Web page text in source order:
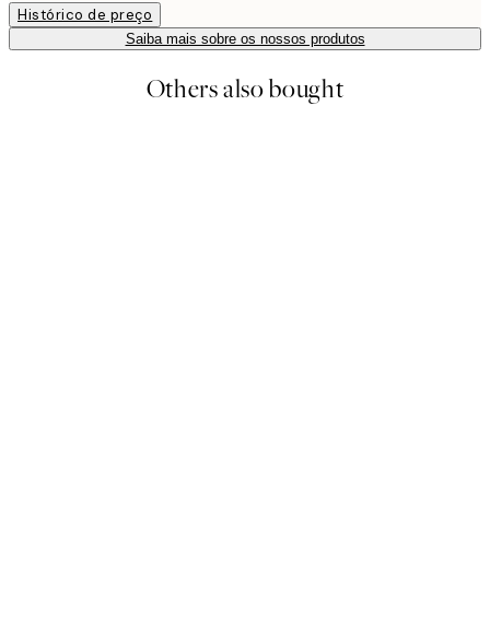
Histórico de preço
Saiba mais sobre os nossos produtos
Others also bought